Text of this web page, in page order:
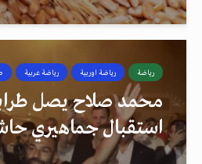
رياضة رياضة اوربية رياضة عربية
محمد صلاح يصل
استقبال جماهيري